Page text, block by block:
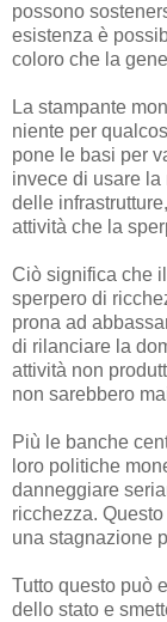
possono
esistenza è
coloro che la
La stampante
niente per
pone le basi per
invece di usare
delle
attività che la
Ciò significa che
sperpero di
prona ad
di rilanciare la
attività non
non sarebbero
Più le banche
loro politiche
danneggiare
ricchezza.
una stagnazione
Tutto questo può
dello stato e